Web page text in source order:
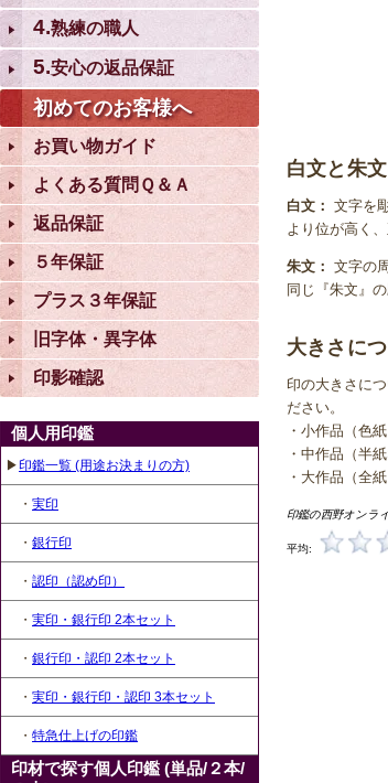
4.熟練の職人
5.安心の返品保証
初めてのお客様へ
お買い物ガイド
よくある質問Ｑ＆Ａ
返品保証
５年保証
プラス３年保証
旧字体・異字体
印影確認
個人用印鑑
▶印鑑一覧 (用途お決まりの方)
・ 実印
・ 銀行印
・ 認印（認め印）
・ 実印・銀行印 2本セット
・ 銀行印・認印 2本セット
・ 実印・銀行印・認印 3本セット
・ 特急仕上げの印鑑
印材で探す個人印鑑 (単品/２本/
白文と朱
白文： 文字を
より位が高く
朱文： 文字の
同じ『朱文』の
大きさに
印の大きさに
ださい。
・小作品（色
・中作品（半
・大作品（全
印鑑の西野オンラ
平均: